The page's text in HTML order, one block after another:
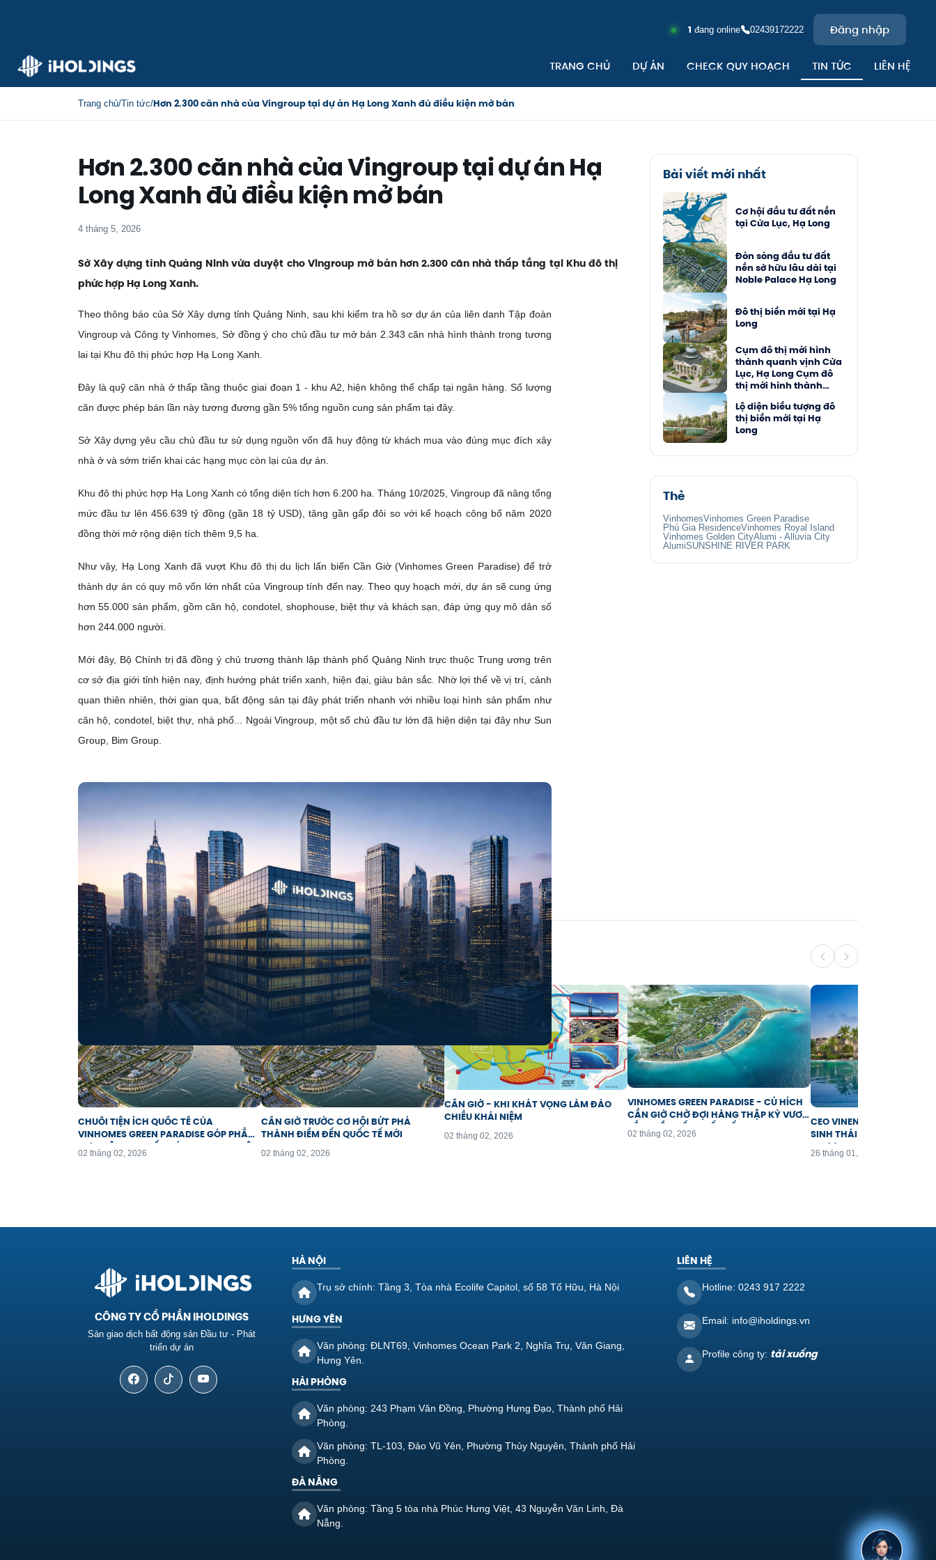
1 đang online 02439172222 Đăng nhập
TRANG CHỦ DỰ ÁN CHECK QUY HOẠCH TIN TỨC LIÊN HỆ
Trang chủ/Tin tức/Hơn 2.300 căn nhà của Vingroup tại dự án Hạ Long Xanh đủ điều kiện mở bán
Hơn 2.300 căn nhà của Vingroup tại dự án Hạ
Long Xanh đủ điều kiện mở bán
4 tháng 5, 2026
Sở Xây dựng tỉnh Quảng Ninh vừa duyệt cho Vingroup mở bán hơn 2.300 căn nhà thấp tầng tại Khu đô thị
phức hợp Hạ Long Xanh.
Theo thông báo của Sở Xây dựng tỉnh Quảng Ninh, sau khi kiểm tra hồ sơ dự án của liên danh Tập đoàn
Vingroup và Công ty Vinhomes, Sở đồng ý cho chủ đầu tư mở bán 2.343 căn nhà hình thành trong tương
lai tại Khu đô thị phức hợp Hạ Long Xanh.
Đây là quỹ căn nhà ở thấp tầng thuộc giai đoạn 1 - khu A2, hiện không thế chấp tại ngân hàng. Số lượng
căn được phép bán lần này tương đương gần 5% tổng nguồn cung sản phẩm tại đây.
Sở Xây dựng yêu cầu chủ đầu tư sử dụng nguồn vốn đã huy động từ khách mua vào đúng mục đích xây
nhà ở và sớm triển khai các hạng mục còn lại của dự án.
Khu đô thị phức hợp Hạ Long Xanh có tổng diện tích hơn 6.200 ha. Tháng 10/2025, Vingroup đã nâng tổng
mức đầu tư lên 456.639 tỷ đồng (gần 18 tỷ USD), tăng gần gấp đôi so với kế hoạch công bố năm 2020
đồng thời mở rộng diện tích thêm 9,5 ha.
Như vậy, Hạ Long Xanh đã vượt Khu đô thị du lịch lấn biển Cần Giờ (Vinhomes Green Paradise) để trở
thành dự án có quy mô vốn lớn nhất của Vingroup tính đến nay. Theo quy hoạch mới, dự án sẽ cung ứng
hơn 55.000 sản phẩm, gồm căn hộ, condotel, shophouse, biệt thự và khách sạn, đáp ứng quy mô dân số
hơn 244.000 người.
Mới đây, Bộ Chính trị đã đồng ý chủ trương thành lập thành phố Quảng Ninh trực thuộc Trung ương trên
cơ sở địa giới tỉnh hiện nay, định hướng phát triển xanh, hiện đại, giàu bản sắc. Nhờ lợi thế về vị trí, cảnh
quan thiên nhiên, thời gian qua, bất động sản tại đây phát triển nhanh với nhiều loại hình sản phẩm như
căn hộ, condotel, biệt thự, nhà phố... Ngoài Vingroup, một số chủ đầu tư lớn đã hiện diện tại đây như Sun
Group, Bim Group.
Bài viết mới nhất
Cơ hội đầu tư đất nền
tại Cửa Lục, Hạ Long
Đón sóng đầu tư đất
nền sở hữu lâu dài tại
Noble Palace Hạ Long
Đô thị biển mới tại Hạ
Long
Cụm đô thị mới hình
thành quanh vịnh Cửa
Lục, Hạ Long Cụm đô
thị mới hình thành
Hạ Long
Lộ diện biểu tượng đô
thị biển mới tại Hạ
Long
Thẻ
VinhomesVinhomes Green Paradise
Phú Gia ResidenceVinhomes Royal Island
Vinhomes Golden CityAlumi - Alluvia City
AlumiSUNSHINE RIVER PARK
BÀI VIẾT LIÊN QUAN
CHUỖI TIỆN ÍCH QUỐC TẾ CỦA
VINHOMES GREEN PARADISE GÓP PHẦN
ĐƯA VIỆT NAM CẤT CÁNH TRONG CUỘC
ĐUA DU LỊCH TOÀN CẦU
02 tháng 02, 2026
CẦN GIỜ TRƯỚC CƠ HỘI BỨT PHÁ
THÀNH ĐIỂM ĐẾN QUỐC TẾ MỚI
02 tháng 02, 2026
CẦN GIỜ - KHI KHÁT VỌNG LÀM ĐẢO
CHIỀU KHÁI NIỆM
02 tháng 02, 2026
VINHOMES GREEN PARADISE - CÚ HÍCH
CẦN GIỜ CHỜ ĐỢI HÀNG THẬP KỶ VƯƠN
TẦM ĐIỂM ĐẾN QUỐC TẾ
02 tháng 02, 2026
CEO VINENERGO: “SỰ AN
SINH THÁI BIỂN CẦN GIỜ
THƯỢNG”
26 tháng 01, 2026
CÔNG TY CỔ PHẦN IHOLDINGS
Sàn giao dịch bất động sản Đầu tư - Phát
triển dự án
HÀ NỘI
Trụ sở chính: Tầng 3, Tòa nhà Ecolife Capitol, số 58 Tố Hữu, Hà Nội
HƯNG YÊN
Văn phòng: ĐLNT69, Vinhomes Ocean Park 2, Nghĩa Trụ, Văn Giang,
Hưng Yên.
HẢI PHÒNG
Văn phòng: 243 Phạm Văn Đồng, Phường Hưng Đạo, Thành phố Hải
Phòng.
Văn phòng: TL-103, Đảo Vũ Yên, Phường Thủy Nguyên, Thành phố Hải
Phòng.
ĐÀ NẴNG
Văn phòng: Tầng 5 tòa nhà Phúc Hưng Việt, 43 Nguyễn Văn Linh, Đà
Nẵng.
LIÊN HỆ
Hotline: 0243 917 2222
Email: info@iholdings.vn
Profile công ty: tải xuống